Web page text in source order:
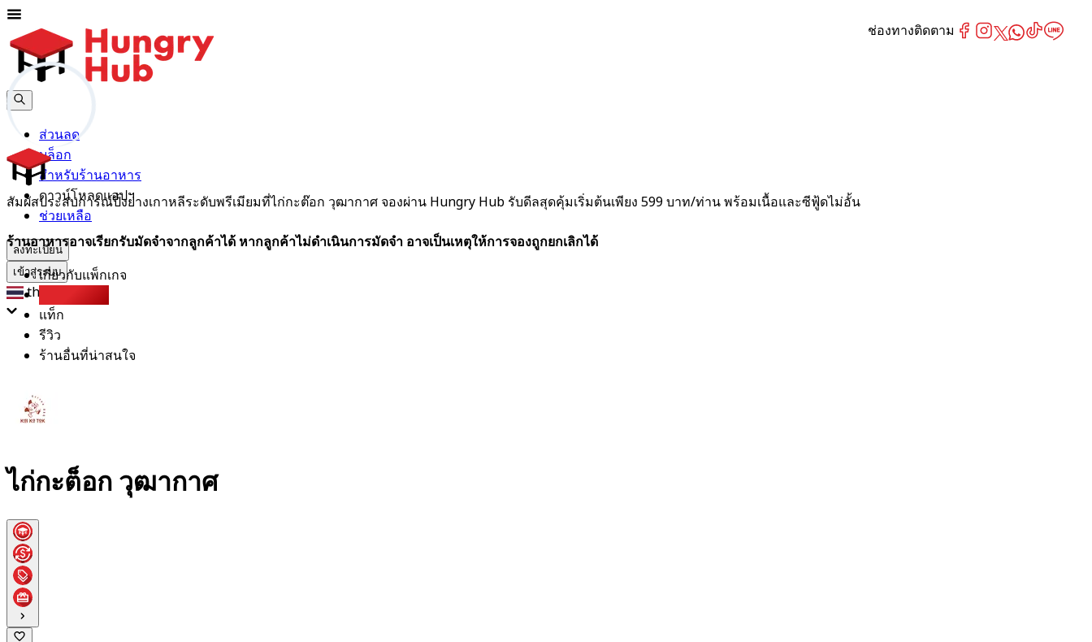
ส่วนลด
บล็อก
สำหรับร้านอาหาร
ดาวน์โหลดแอปฯ
ช่วยเหลือ
ลงทะเบียน
เข้าสู่ระบบ
th
สัมผัสประสบการณ์ปิ้งย่างเกาหลีระดับพรีเมียมที่ไก่กะต๊อก วุฒากาศ จองผ่าน Hungry Hub รับดีลสุดคุ้มเริ่มต้นเพียง 599 บาท/ท่าน พร้อมเนื้อและซีฟู้ดไม่อั้น
ร้านอาหารอาจเรียกรับมัดจำจากลูกค้าได้ หากลูกค้าไม่ดำเนินการมัดจำ อาจเป็นเหตุให้การจองถูกยกเลิกได้
เกี่ยวกับแพ็กเกจ
แท็ก
รีวิว
ร้านอื่นที่น่าสนใจ
ไก่กะต็อก วุฒากาศ
ช่องทางติดตาม